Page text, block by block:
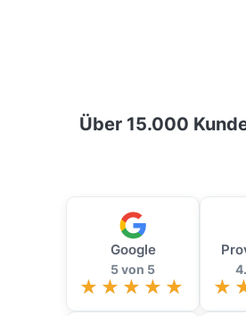
Über 15.000
Google
5 von 5